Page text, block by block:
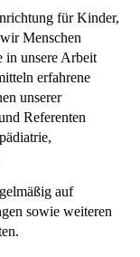
für Kinder,
Menschen
in unsere Arbeit
erfahrene
unserer
Referenten
auf
sowie weiteren